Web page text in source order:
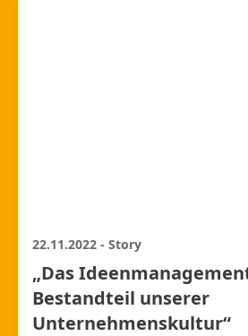
22.11.2022 - Story
„Das
Bestandteil unserer
Unternehmenskultur“